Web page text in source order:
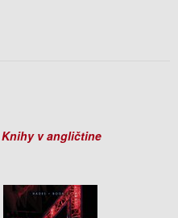
Knihy v angličtine